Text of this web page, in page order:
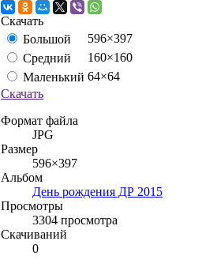
Скачать
Большой
596×397
Средний
160×160
Маленький 64×64
Скачать
Формат файла
JPG
Размер
596×397
Альбом
День рождения ДР 2015
Просмотры
3304 просмотра
Скачиваний
0